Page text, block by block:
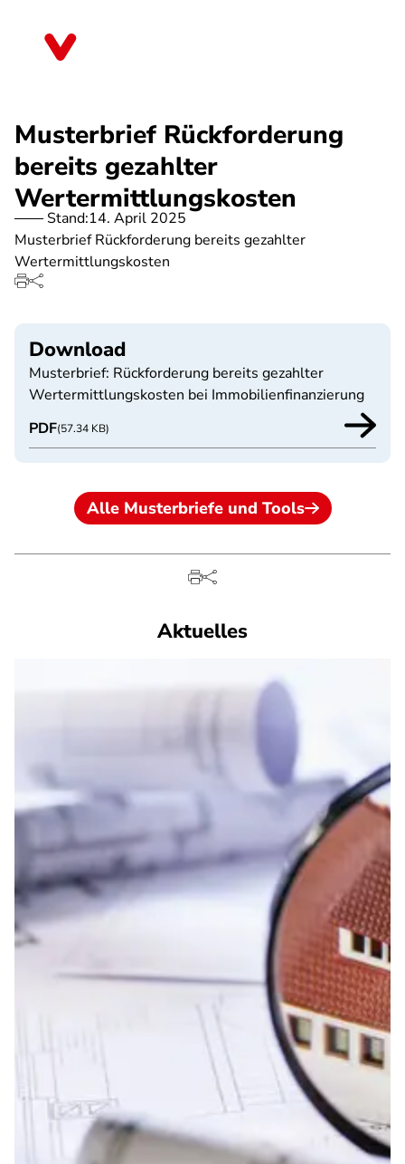
Musterbrief Rückforderung
bereits gezahlter
Wertermittlungskosten
Stand:14. April 2025
Musterbrief Rückforderung bereits gezahlter
Wertermittlungskosten
Download
Musterbrief: Rückforderung bereits gezahlter
Wertermittlungskosten bei Immobilienfinanzierung
PDF(57.34 KB)
Alle Musterbriefe und Tools
Aktuelles